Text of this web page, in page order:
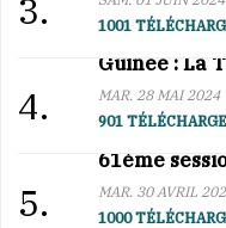
3.
1001
4.
Guinée : La
MAR. 28 MAI 2024
901
5.
61ème
MAR. 30 AVRIL
1000